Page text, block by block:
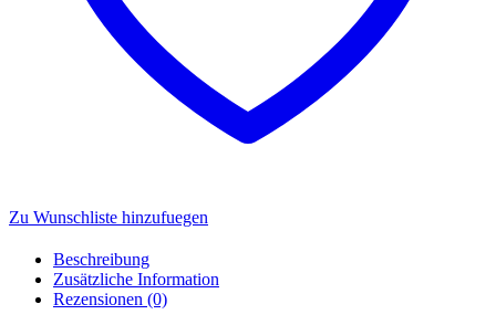
Zu Wunschliste hinzufuegen
Beschreibung
Zusätzliche Information
Rezensionen (0)